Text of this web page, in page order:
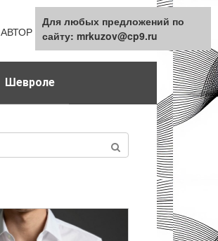
АВТОР КАРТА САЙТА
Шевроле
Для любых предложений по
сайту: mrkuzov@cp9.ru
Для любых предложений по
сайту: mrkuzov@cp9.ru